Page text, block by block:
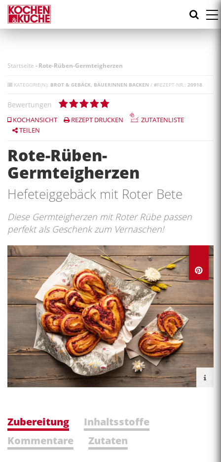
Direkt
zum
Inhalt
Startseite -Rote-Rüben-Germteigherzen
KATEGORIE(N): BROT & GEBÄCK BÄUERINNEN BACKEN / #REZEPT-NR.: 20918
Bewertungen
KOCHANSICHT REZEPT DRUCKEN
ZUTATENLISTE
TEILEN
Rote-Rüben-
Germteigherzen
Hefeteiggebäck mit Roter Bete
Diese Germteigherzen mit Roter Rübe passen
perfekt als Geschenk zum Vernaschen!
Zubereitung
Inhaltsstoffe
Kommentare
Zutaten